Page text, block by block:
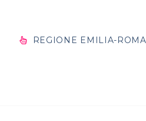
REGIONE EMILIA-